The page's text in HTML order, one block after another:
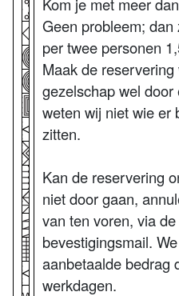
Geen probleem;
per twee personen
Maak de
gezelschap wel
weten wij niet wie er
zitten.
Kan de reservering
niet door gaan,
van ten voren, via
bevestigingsmail.
aanbetaalde bedrag
werkdagen.